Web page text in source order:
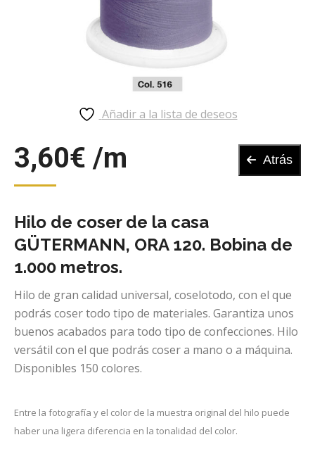
Añadir a la lista de deseos
Atrás
3,60€
Hilo de coser de la casa
GÜTERMANN, ORA 120. Bobina de
1.000 metros.
Hilo de gran calidad universal, coselotodo, con el que
podrás coser todo tipo de materiales. Garantiza unos
buenos acabados para todo tipo de confecciones. Hilo
versátil con el que podrás coser a mano o a máquina.
Disponibles 150 colores.
Entre la fotografía y el color de la muestra original del hilo puede
haber una ligera diferencia en la tonalidad del color.